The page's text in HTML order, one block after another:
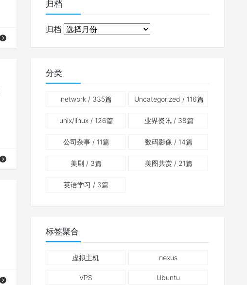
归档
归档
分类
network/ 335篇 Uncategorized / 116篇
unix/linux/ 126篇 业界资讯/ 38篇
公司杂事/ 11篇 数码影像 / 14篇
美剧 / 3篇 美图共赏 / 21篇
英语学习 / 3篇
标签聚合
虚拟主机 nexus
VPS Ubuntu